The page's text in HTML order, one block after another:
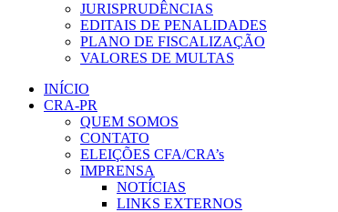
JURISPRUDÊNCIAS
EDITAIS DE PENALIDADES
PLANO DE FISCALIZAÇÃO
VALORES DE MULTAS
INÍCIO
CRA-PR
QUEM SOMOS
CONTATO
ELEIÇÕES CFA/CRA’s
IMPRENSA
NOTÍCIAS
LINKS EXTERNOS